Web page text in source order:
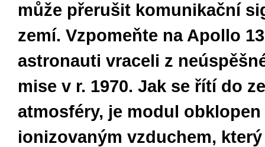
může přerušit komunikační
zemí. Vzpomeňte na Apollo
astronauti vraceli z
mise v r. 1970. Jak se řítí do
atmosféry, je modul
ionizovaným vzduchem,